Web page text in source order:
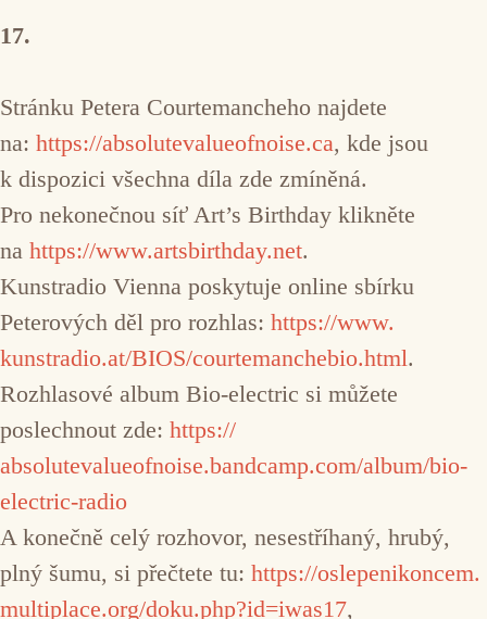
17.
Stránku Petera Courtemancheho najdete
na: https://absolutevalueofnoise.ca, kde jsou
k dispozici všechna díla zde zmíněná.
Pro nekonečnou síť Art’s Birthday klikněte
na https://www.artsbirthday.net.
Kunstradio Vienna poskytuje online sbírku
Peterových děl pro rozhlas: https://www.
kunstradio.at/BIOS/courtemanchebio.html.
Rozhlasové album Bio-electric si můžete
poslechnout zde: https://
absolutevalueofnoise.bandcamp.com/album/bio-
electric-radio
A konečně celý rozhovor, nesestříhaný, hrubý,
plný šumu, si přečtete tu: https://oslepenikoncem.
multiplace.org/doku.php?id=iwas17,